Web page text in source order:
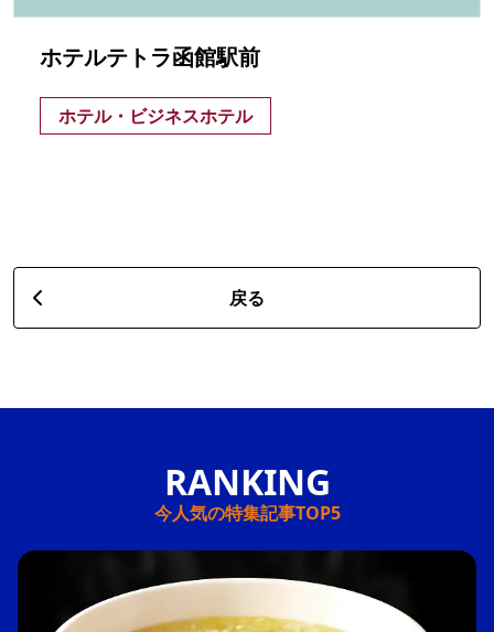
ホテルテトラ函館駅前
ホテル・ビジネスホテル
戻る
今人気の特集記事TOP5